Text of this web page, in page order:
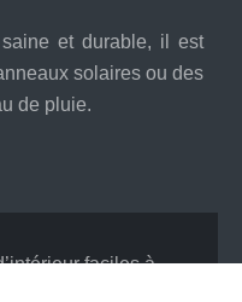
et durable, il est
solaires ou des
de pluie.
faciles à